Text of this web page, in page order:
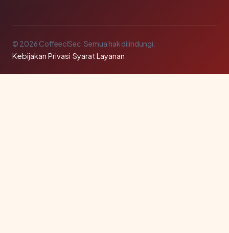
© 2026 CoffeeclSec. Semua hak dilindungi.
Kebijakan Privasi·Syarat Layanan